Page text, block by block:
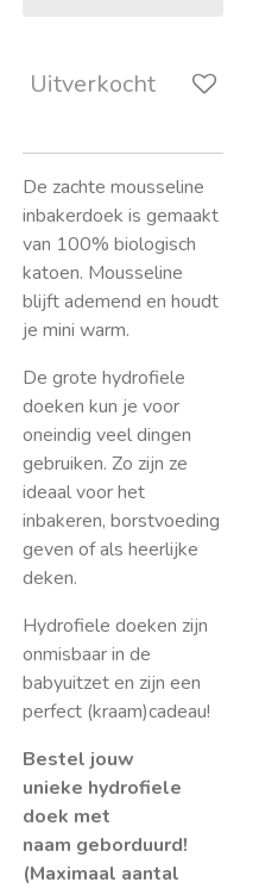
Uitverkocht
De zachte mousseline
inbakerdoek is gemaakt
van 100% biologisch
katoen. Mousseline
blijft ademend en houdt
je mini warm.
De grote hydrofiele
doeken kun je voor
oneindig veel dingen
gebruiken. Zo zijn ze
ideaal voor het
inbakeren, borstvoeding
geven of als heerlijke
deken.
Hydrofiele doeken zijn
onmisbaar in de
babyuitzet en zijn een
perfect (kraam)cadeau!
Bestel jouw
unieke hydrofiele
doek met
naam geborduurd!
(Maximaal aantal